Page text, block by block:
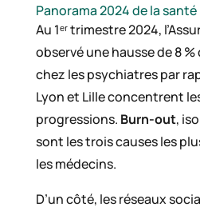
Panorama 2024 de la
Au 1ᵉʳ trimestre 2024,
observé une hausse de 8
chez les psychiatres par
Lyon et Lille concentrent
progressions. Burn-out,
sont les trois causes les
les médecins.
D’un côté, les réseaux